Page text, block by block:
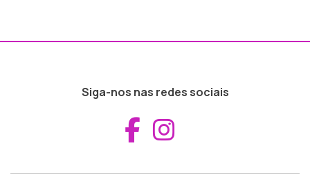
Siga-nos nas redes sociais
Aceder ao